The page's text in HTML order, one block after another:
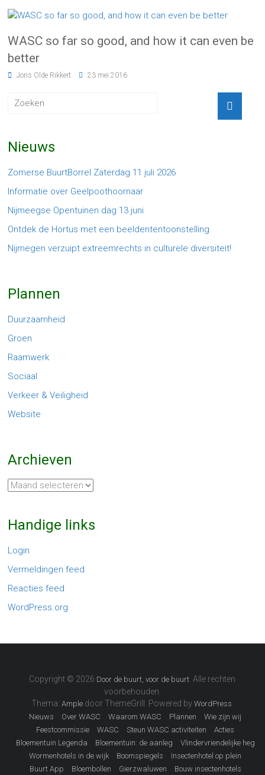
WASC so far so good, and how it can even be
better
Joris Olde Rikkert 23 mei 2016
Nieuws
Zomerse BuurtBorrel Zaterdag 11 juli 2026
Informatie over Geelpoothoornaar
Nijmeegse Opentuinen dag 13 juni
Ontdek de Hortus met een beeldententoonstelling
Nijmegen verzuipt extreemrechts in culturele diversiteit!
Plannen
Duurzaamheid
Groen
Raamwerk
Sociaal
Verkeer & Veiligheid
Website
Archieven
Archieven
Handige links
Login
Vermeldingen feed
Reacties feed
WordPress.org
Copyright © 2026 Door de buurt, voor de buurt . Alle rechten
voorbehouden.
Thema: Ampledoor ThemeGrill. Powered by WordPress
Nieuws Over WASC Waarom WASC Plannen
Wie zijn wij
Feestcommissie
WASC Steun WASC activiteiten
Acties
Bloementuin Legenda
Bloementuin: de aanleg
Vlindervriendelijke heg
Wormenhotels in de wijk
Boomspiegels
Insectenhotel op plein
Buurt App
Bloembollen Gierzwaluwen Bouw insectenhotels